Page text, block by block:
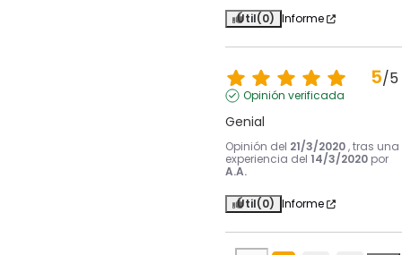
Útil(0) Informe
5/5
Opinión verificada
Genial
Opinión del 21/3/2020 , tras una
experiencia del 14/3/2020 por
A.A.
Útil(0) Informe